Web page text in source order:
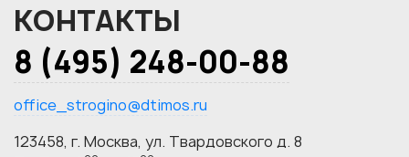
КОНТАКТЫ
8 (495) 248-00-88
office_strogino@dtimos.ru
123458, г. Москва, ул. Твардовского д. 8